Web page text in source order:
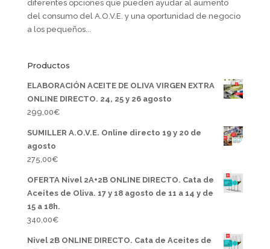
diferentes opciones que pueden ayudar al aumento
del consumo del A.O.V.E. y una oportunidad de negocio
a los pequeños...
Productos
ELABORACIÓN ACEITE DE OLIVA VIRGEN EXTRA
ONLINE DIRECTO. 24, 25 y 26 agosto
299,00€
SUMILLER A.O.V.E. Online directo 19 y 20 de
agosto
275,00€
OFERTA Nivel 2A+2B ONLINE DIRECTO. Cata de
Aceites de Oliva. 17 y 18 agosto de 11 a 14 y de
15 a 18h.
340,00€
Nivel 2B ONLINE DIRECTO. Cata de Aceites de